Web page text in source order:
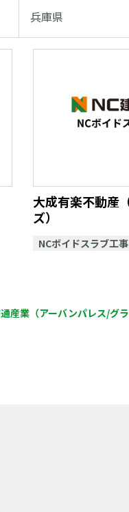
兵庫県
大成有楽不動産
ズ）
NCボイドスラブ工事
産業（アーバンパレス/グ